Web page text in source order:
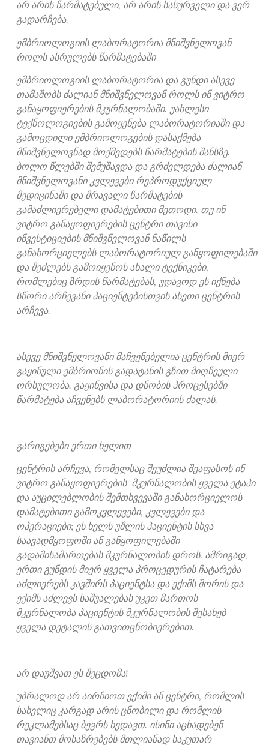
არ არის წარმატებული, არ არის სასურველი და ვერ
გადარჩება.
ემბრიოლოგიის ლაბორატორია მნიშვნელოვან
როლს ასრულებს წარმატებაში
ემბრიოლოგიის ლაბორატორია და გუნდი ასევე
თამაშობს ძალიან მნიშვნელოვან როლს ინ ვიტრო
განაყოფიერების მკურნალობაში. უახლესი
ტექნოლოგიების გამოყენება ლაბორატორიაში და
გამოცდილი ემბრიოლოგების დასაქმება
მნიშვნელოვნად მოქმედებს წარმატების შანსზე.
ბოლო წლებში შემუშავდა და გრძელდება ძალიან
მნიშვნელოვანი კვლევები რეპროდუქციულ
მედიცინაში და მრავალი წარმატების
გამაძლიერებელი დამატებითი მეთოდი. თუ ინ
ვიტრო განაყოფიერების ცენტრი თავისი
ინვესტიციების მნიშვნელოვან ნაწილს
განახორციელებს ლაბორატორიულ განყოფილებაში
და შეძლებს გამოიყენოს ახალი ტექნიკები,
რომლებიც ზრდის წარმატებას, უდავოდ ეს იქნება
სწორი არჩევანი პაციენტებისთვის ასეთი ცენტრის
არჩევა.
ასევე მნიშვნელოვანი მაჩვენებელია ცენტრის მიერ
გაყინული ემბრიონის გადატანის გზით მიღწეული
ორსულობა. გაყინვისა და დნობის პროცესებში
წარმატება აჩვენებს ლაბორატორიის ძალას.
გარიგებები ერთი ხელით
ცენტრის არჩევა, რომელსაც შეუძლია შეაფასოს ინ
ვიტრო განაყოფიერების მკურნალობის ყველა ეტაპი
და აუცილებლობის შემთხვევაში განახორციელოს
დამატებითი გამოკვლევები, კვლევები და
ოპერაციები; ეს ხელს უშლის პაციენტის სხვა
საავადმყოფოში ან განყოფილებაში
გადამისამართებას მკურნალობის დროს. ამრიგად,
ერთი გუნდის მიერ ყველა პროცედურის ჩატარება
აძლიერებს კავშირს პაციენტსა და ექიმს შორის და
ექიმს აძლევს საშუალებას უკეთ მართოს
მკურნალობა პაციენტის მკურნალობის შესახებ
ყველა დეტალის გათვითცნობიერებით.
არ დაუშვათ ეს შეცდომა!
უბრალოდ არ აირჩიოთ ექიმი ან ცენტრი, რომლის
სახელიც კარგად არის ცნობილი და რომლის
რეკლამებსაც ბევრს ხედავთ. ისინი აცხადებენ
თავიანთ მოსაზრებებს მთლიანად საკუთარ